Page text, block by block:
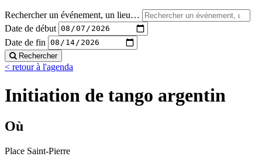
Rechercher un événement, un lieu…
Date de début
Date de fin
Rechercher
< retour à l'agenda
Initiation de tango argentin
Où
Place Saint-Pierre